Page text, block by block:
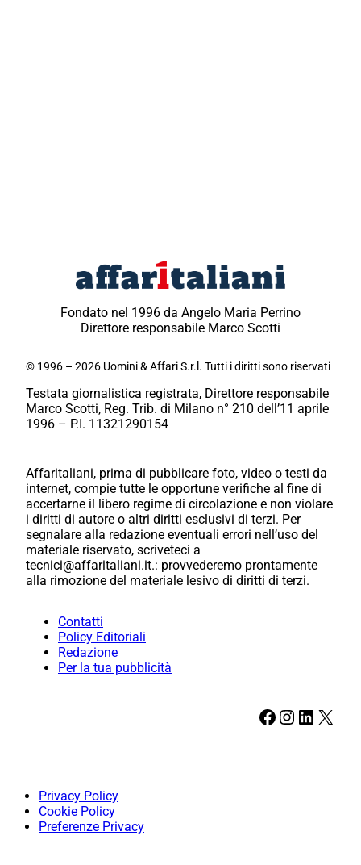
Fondato nel 1996 da Angelo Maria Perrino
Direttore responsabile Marco Scotti
© 1996 – 2026 Uomini & Affari S.r.l. Tutti i diritti sono riservati
Testata giornalistica registrata, Direttore responsabile
Marco Scotti, Reg. Trib. di Milano n° 210 dell’11 aprile
1996 – P.I. 11321290154
Affaritaliani, prima di pubblicare foto, video o testi da
internet, compie tutte le opportune verifiche al fine di
accertarne il libero regime di circolazione e non violare
i diritti di autore o altri diritti esclusivi di terzi. Per
segnalare alla redazione eventuali errori nell’uso del
materiale riservato, scriveteci a
tecnici@affaritaliani.it.: provvederemo prontamente
alla rimozione del materiale lesivo di diritti di terzi.
Contatti
Policy Editoriali
Redazione
Per la tua pubblicità
Facebook Instagram LinkedIn X
Privacy Policy
Cookie Policy
Preferenze Privacy